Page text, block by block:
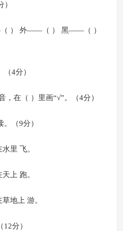
） 外——（ ） 黑——（ ）
4分）
，在（ ）里画“√”。（4分）
（9分）
里 飞。
上 跑。
地上 游。
分）